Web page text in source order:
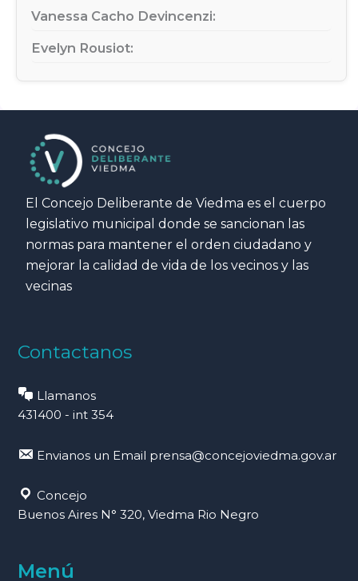
Vanessa Cacho Devincenzi:
Evelyn Rousiot:
El Concejo Deliberante de Viedma es el cuerpo
legislativo municipal donde se sancionan las
normas para mantener el orden ciudadano y
mejorar la calidad de vida de los vecinos y las
vecinas
Contactanos
Llamanos
431400 - int 354
Envianos un Email prensa@concejoviedma.gov.ar
Concejo
Buenos Aires N° 320, Viedma Rio Negro
Menú